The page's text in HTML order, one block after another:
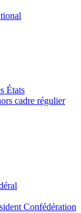
États
cadre régulier
Confédération